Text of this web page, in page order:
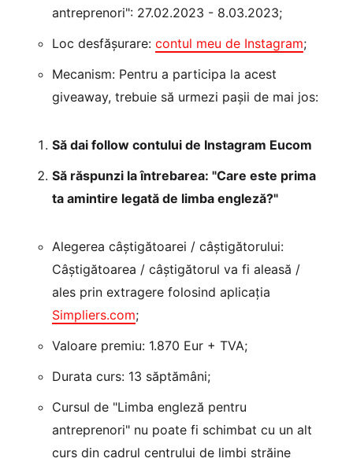
antreprenori": 27.02.2023 - 8.03.2023;
Loc desfășurare: contul meu de Instagram;
Mecanism: Pentru a participa la acest
giveaway, trebuie să urmezi pașii de mai jos:
Să dai follow contului de Instagram Eucom
Să răspunzi la întrebarea: "Care este prima
ta amintire legată de limba engleză?"
Alegerea câștigătoarei / câștigătorului:
Câștigătoarea / câștigătorul va fi aleasă /
ales prin extragere folosind aplicația
Simpliers.com;
Valoare premiu: 1.870 Eur + TVA;
Durata curs: 13 săptămâni;
Cursul de "Limba engleză pentru
antreprenori" nu poate fi schimbat cu un alt
curs din cadrul centrului de limbi străine